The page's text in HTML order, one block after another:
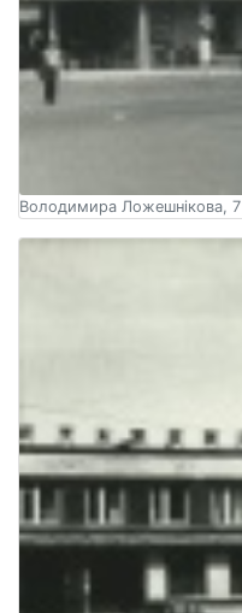
Володимира Ложешнікова, 7